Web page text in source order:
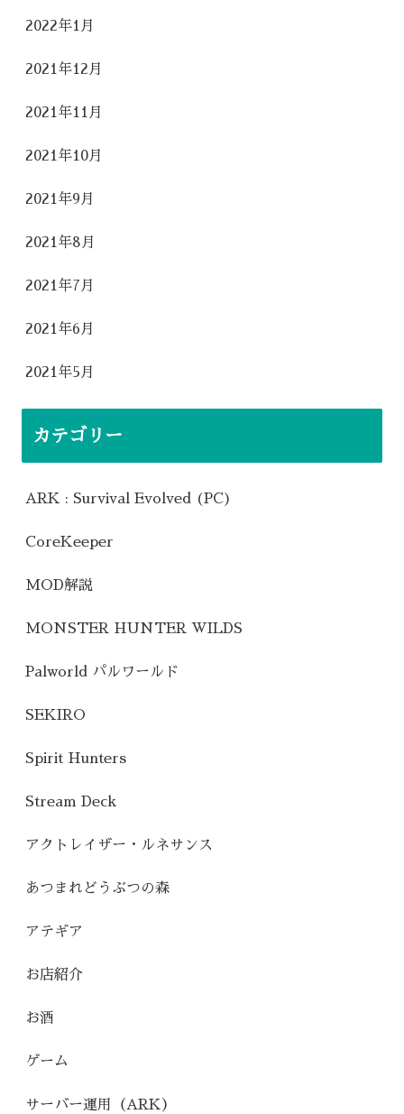
2022年1月
2021年12月
2021年11月
2021年10月
2021年9月
2021年8月
2021年7月
2021年6月
2021年5月
カテゴリー
ARK : Survival Evolved (PC)
CoreKeeper
MOD解説
MONSTER HUNTER WILDS
Palworld パルワールド
SEKIRO
Spirit Hunters
Stream Deck
アクトレイザー・ルネサンス
あつまれどうぶつの森
アテギア
お店紹介
お酒
ゲーム
サーバー運用（ARK）